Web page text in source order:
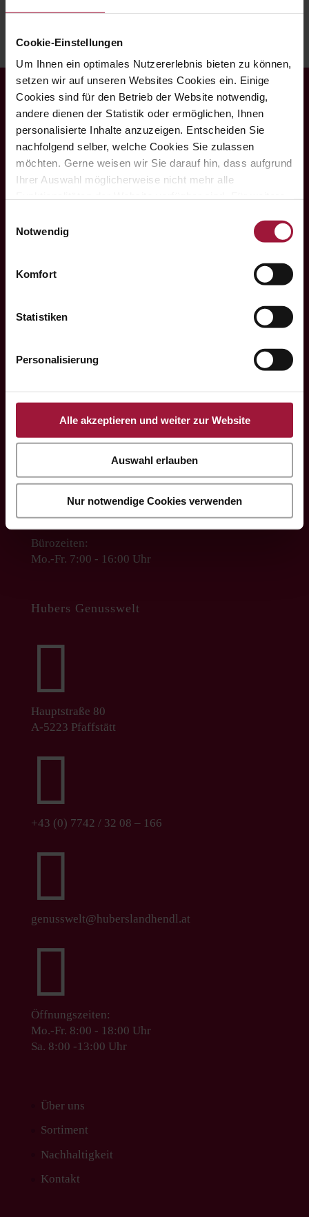
Cookie-Einstellungen
Um Ihnen ein optimales Nutzererlebnis bieten zu können,
setzen wir auf unseren Websites Cookies ein. Einige
Cookies sind für den Betrieb der Website notwendig,
andere dienen der Statistik oder ermöglichen, Ihnen
personalisierte Inhalte anzuzeigen. Entscheiden Sie
nachfolgend selber, welche Cookies Sie zulassen
möchten. Gerne weisen wir Sie darauf hin, dass aufgrund
Ihrer Auswahl möglicherweise nicht mehr alle
Datenschutzerklärung und Cookie Policy.
Notwendig
Komfort
Statistiken
Personalisierung
Alle akzeptieren und weiter zur Website
Auswahl erlauben
Nur notwendige Cookies verwenden
Hubers Landhendl GmbH

Hauptstraße 80


office@huberslandhendl.at

Bürozeiten:
Mo.-Fr. 7:00 - 16:00 Uhr
Hubers Genusswelt

Hauptstraße 80
A-5223 Pfaffstätt

+43 (0) 7742 / 32 08 – 166

genusswelt@huberslandhendl.at

Öffnungszeiten:
Mo.-Fr. 8:00 - 18:00 Uhr
Sa. 8:00 -13:00 Uhr
Über uns
Sortiment
Nachhaltigkeit
Kontakt